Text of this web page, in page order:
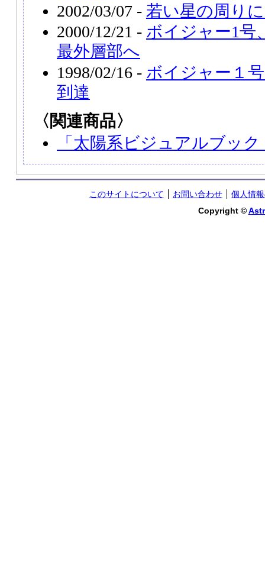
2002/03/07 - 若い星の周り
2000/12/21 - ボイジャー1号
最外層部へ
1998/02/16 - ボイジャー１
到達
〈関連商品〉
「太陽系ビジュアルブッ
このサイトについて お問い合わせ
個人情
Copyright ©